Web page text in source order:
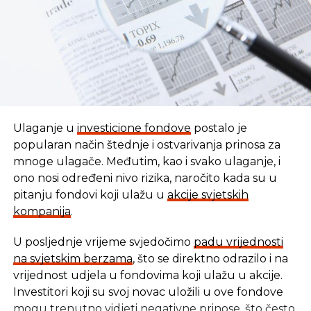
U vremenu kada tradicionalni oblici štednje nude
sve skromnije prinose, ovaj Fond se nameće kao
moderna alternativa svima koji žele da njihov novac
radi za njih, i da pritom podrže razvoj domaće
Ulaganje u investicione fondove postalo je
popularan način štednje i ostvarivanja prinosa za
mnoge ulagače. Međutim, kao i svako ulaganje, i
ono nosi određeni nivo rizika, naročito kada su u
pitanju fondovi koji ulažu u akcije svjetskih
kompanija.
U posljednje vrijeme svjedočimo padu vrijednosti
na svjetskim berzama, što se direktno odrazilo i na
vrijednost udjela u fondovima koji ulažu u akcije.
Investitori koji su svoj novac uložili u ove fondove